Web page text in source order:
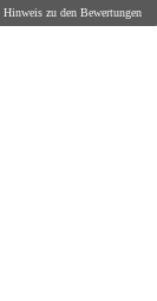
Hinweis zu den Bewertungen